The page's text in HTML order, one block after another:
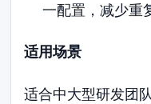
一配置，减少重
适用场景
适合中大型研发团